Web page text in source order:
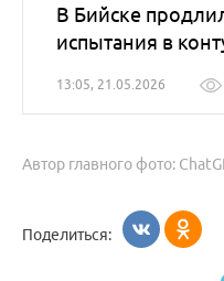
В Бийске
испытания в
13:05, 21.05.2026
Автор главного фото:
Поделиться: